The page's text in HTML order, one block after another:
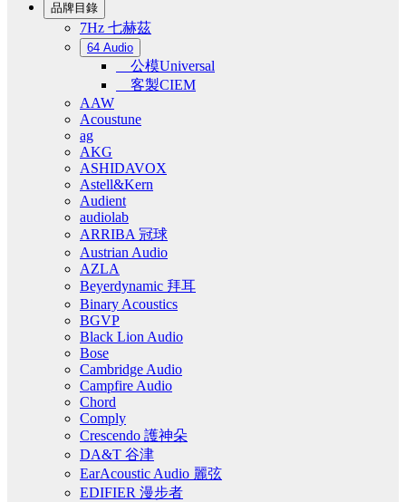
品牌目錄
7Hz 七赫茲
64 Audio
公模Universal
客製CIEM
AAW
Acoustune
ag
AKG
ASHIDAVOX
Astell&Kern
Audient
audiolab
ARRIBA 冠球
Austrian Audio
AZLA
Beyerdynamic 拜耳
Binary Acoustics
BGVP
Black Lion Audio
Bose
Cambridge Audio
Campfire Audio
Chord
Comply
Crescendo 護神朵
DA&T 谷津
EarAcoustic Audio 麗弦
EDIFIER 漫步者